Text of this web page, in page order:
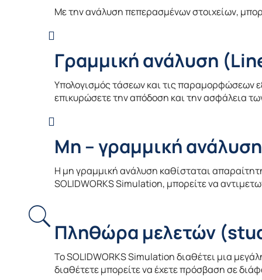
Με την ανάλυση πεπερασμένων στοιχείων,
Γραμμική ανάλυση
Υπολογισμός τάσεων και τις παραμορφώσεων
επικυρώσετε την απόδοση και την ασφάλεια
Μη – γραμμική
Η μη γραμμική ανάλυση καθίσταται
SOLIDWORKS Simulation, μπορείτε να
Πληθώρα μελετών
To SOLIDWORKS Simulation διαθέτει μια
διαθέτετε μπορείτε να έχετε πρόσβαση σε